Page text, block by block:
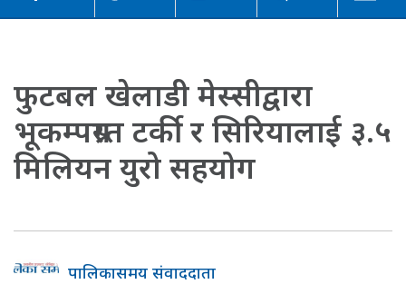
फुटबल खेलाडी मेस्सीद्वारा
भूकम्पग्रस्त टर्की र सिरियालाई ३.५
मिलियन युरो सहयोग
पालिकासमय संवाददाता